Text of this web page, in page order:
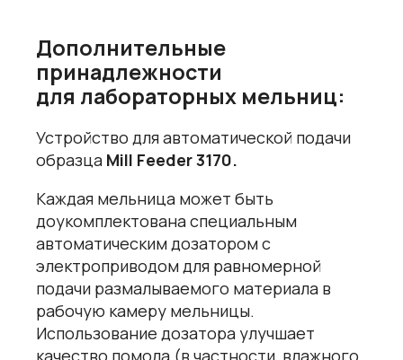
Дополнительные
принадлежности
для лабораторных мельниц:
Устройство для автоматической подачи
образца Mill Feeder3170.
Каждая мельница может быть
доукомплектована специальным
автоматическим дозатором с
электроприводом для равномерной
подачи размалываемого материала в
рабочую камеру мельницы.
Использование дозатора улучшает
качество помола (в частности, влажного